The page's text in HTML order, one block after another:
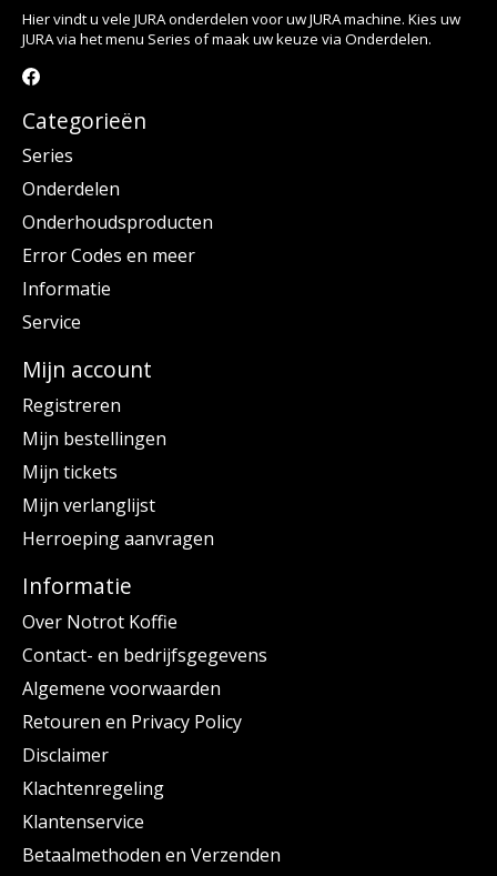
Hier vindt u vele JURA onderdelen voor uw JURA machine. Kies uw
JURA via het menu Series of maak uw keuze via Onderdelen.
Categorieën
Series
Onderdelen
Onderhoudsproducten
Error Codes en meer
Informatie
Service
Mijn account
Registreren
Mijn bestellingen
Mijn tickets
Mijn verlanglijst
Herroeping aanvragen
Informatie
Over Notrot Koffie
Contact- en bedrijfsgegevens
Algemene voorwaarden
Retouren en Privacy Policy
Disclaimer
Klachtenregeling
Klantenservice
Betaalmethoden en Verzenden